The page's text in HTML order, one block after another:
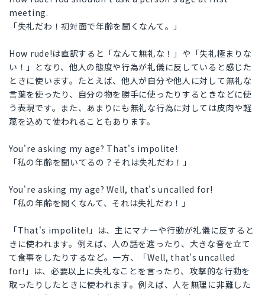
meeting.
「失礼だわ！初対面で年齢を聞くなんて。」
How rude!は直訳すると「なんて無礼な！」や「失礼極まりな
い！」となり、他人の態度や行為が礼儀に反していると感じた
ときに使います。たとえば、他人が自分や他人に対して無礼な
言葉を使ったり、自分の物を勝手に使ったりするときなどに使
う表現です。また、あまりにも無礼な行為に対しては皮肉や軽
蔑を込めて使われることもあります。
You're asking my age? That's impolite!
「私の年齢を聞いてるの？それは失礼だわ！」
You're asking my age? Well, that's uncalled for!
「私の年齢を聞くなんて、それは失礼だわ！」
「That's impolite!」は、主にマナーや行動が礼儀に反すると
きに使われます。例えば、人の話を遮ったり、大きな音を立て
て食事をしたりするなど。一方、「Well, that's uncalled
for!」は、必要以上に失礼なことを言ったり、攻撃的な行動を
取ったりしたときに使われます。例えば、人を無理に非難した